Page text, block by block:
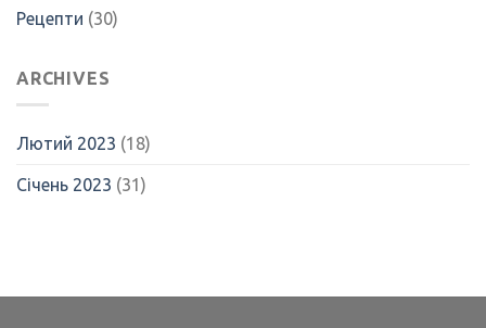
Рецепти (30)
ARCHIVES
Лютий 2023 (18)
Січень 2023 (31)